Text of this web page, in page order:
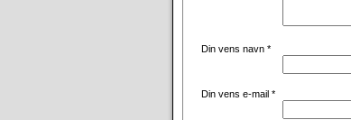
Din vens navn *
Din vens e-mail *